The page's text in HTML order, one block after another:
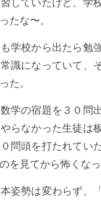
たな〜。
学校から出たら勉
識になっていて、
た。
学の宿題を３０問
らなかった生徒は
問頭を打たれてい
を見てから怖くなっ
姿勢は変わらず、